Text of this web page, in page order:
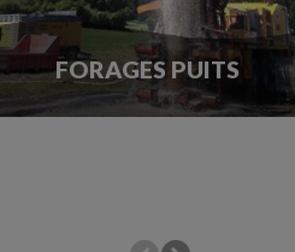
FORAGES PUITS